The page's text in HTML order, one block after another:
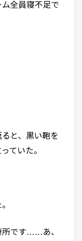
全員寝不足で
と、黒い鞄を
ていた。
所です……あ、